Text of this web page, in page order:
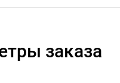
заказа